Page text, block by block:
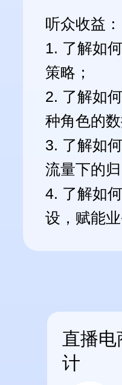
听众收益：
1. 了解如
策略；
2. 了解如
种角色的数
3. 了解如
流量下的归
4. 了解如
设，赋能业
直播电
计